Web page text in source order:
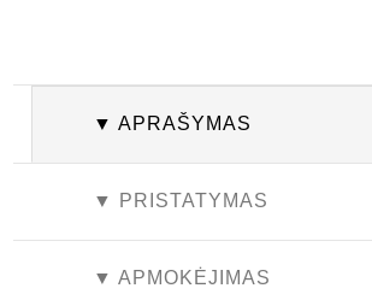
▼ APRAŠYMAS
▼ PRISTATYMAS
▼ APMOKĖJIMAS